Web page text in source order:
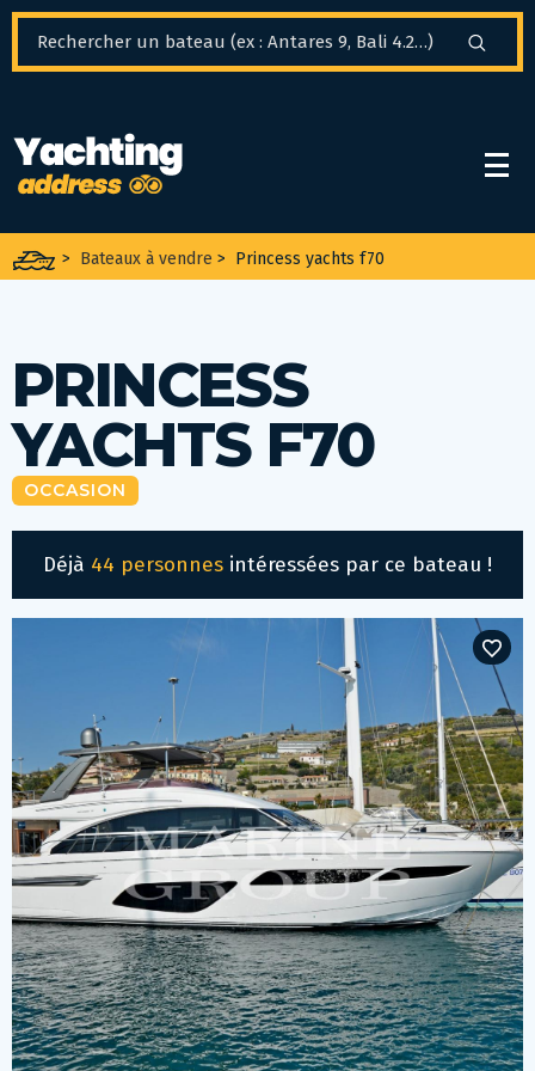
> Bateaux à vendre > Princess yachts f70
PRINCESS
YACHTS F70
OCCASION
Déjà 44 personnes intéressées par ce bateau !
Panneau de gestion des cookies